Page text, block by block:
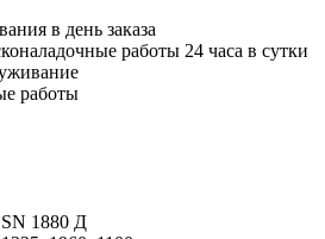
в день заказа
работы 24 часа в сутки
работы
1880 Д